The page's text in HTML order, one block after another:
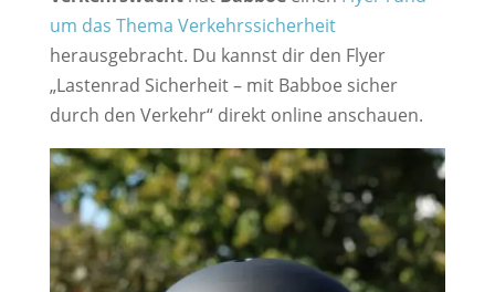
um das Thema Verkehrssicherheit
herausgebracht. Du kannst dir den Flyer
„Lastenrad Sicherheit – mit Babboe sicher
durch den Verkehr“ direkt online anschauen.